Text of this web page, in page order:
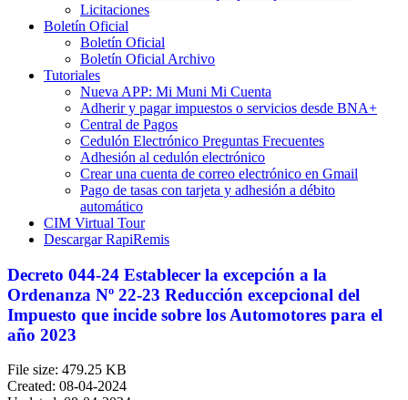
Licitaciones
Boletín Oficial
Boletín Oficial
Boletín Oficial Archivo
Tutoriales
Nueva APP: Mi Muni Mi Cuenta
Adherir y pagar impuestos o servicios desde BNA+
Central de Pagos
Cedulón Electrónico Preguntas Frecuentes
Adhesión al cedulón electrónico
Crear una cuenta de correo electrónico en Gmail
Pago de tasas con tarjeta y adhesión a débito
automático
CIM Virtual Tour
Descargar RapiRemis
Decreto 044-24 Establecer la excepción a la
Ordenanza Nº 22-23 Reducción excepcional del
Impuesto que incide sobre los Automotores para el
año 2023
File size: 479.25 KB
Created: 08-04-2024